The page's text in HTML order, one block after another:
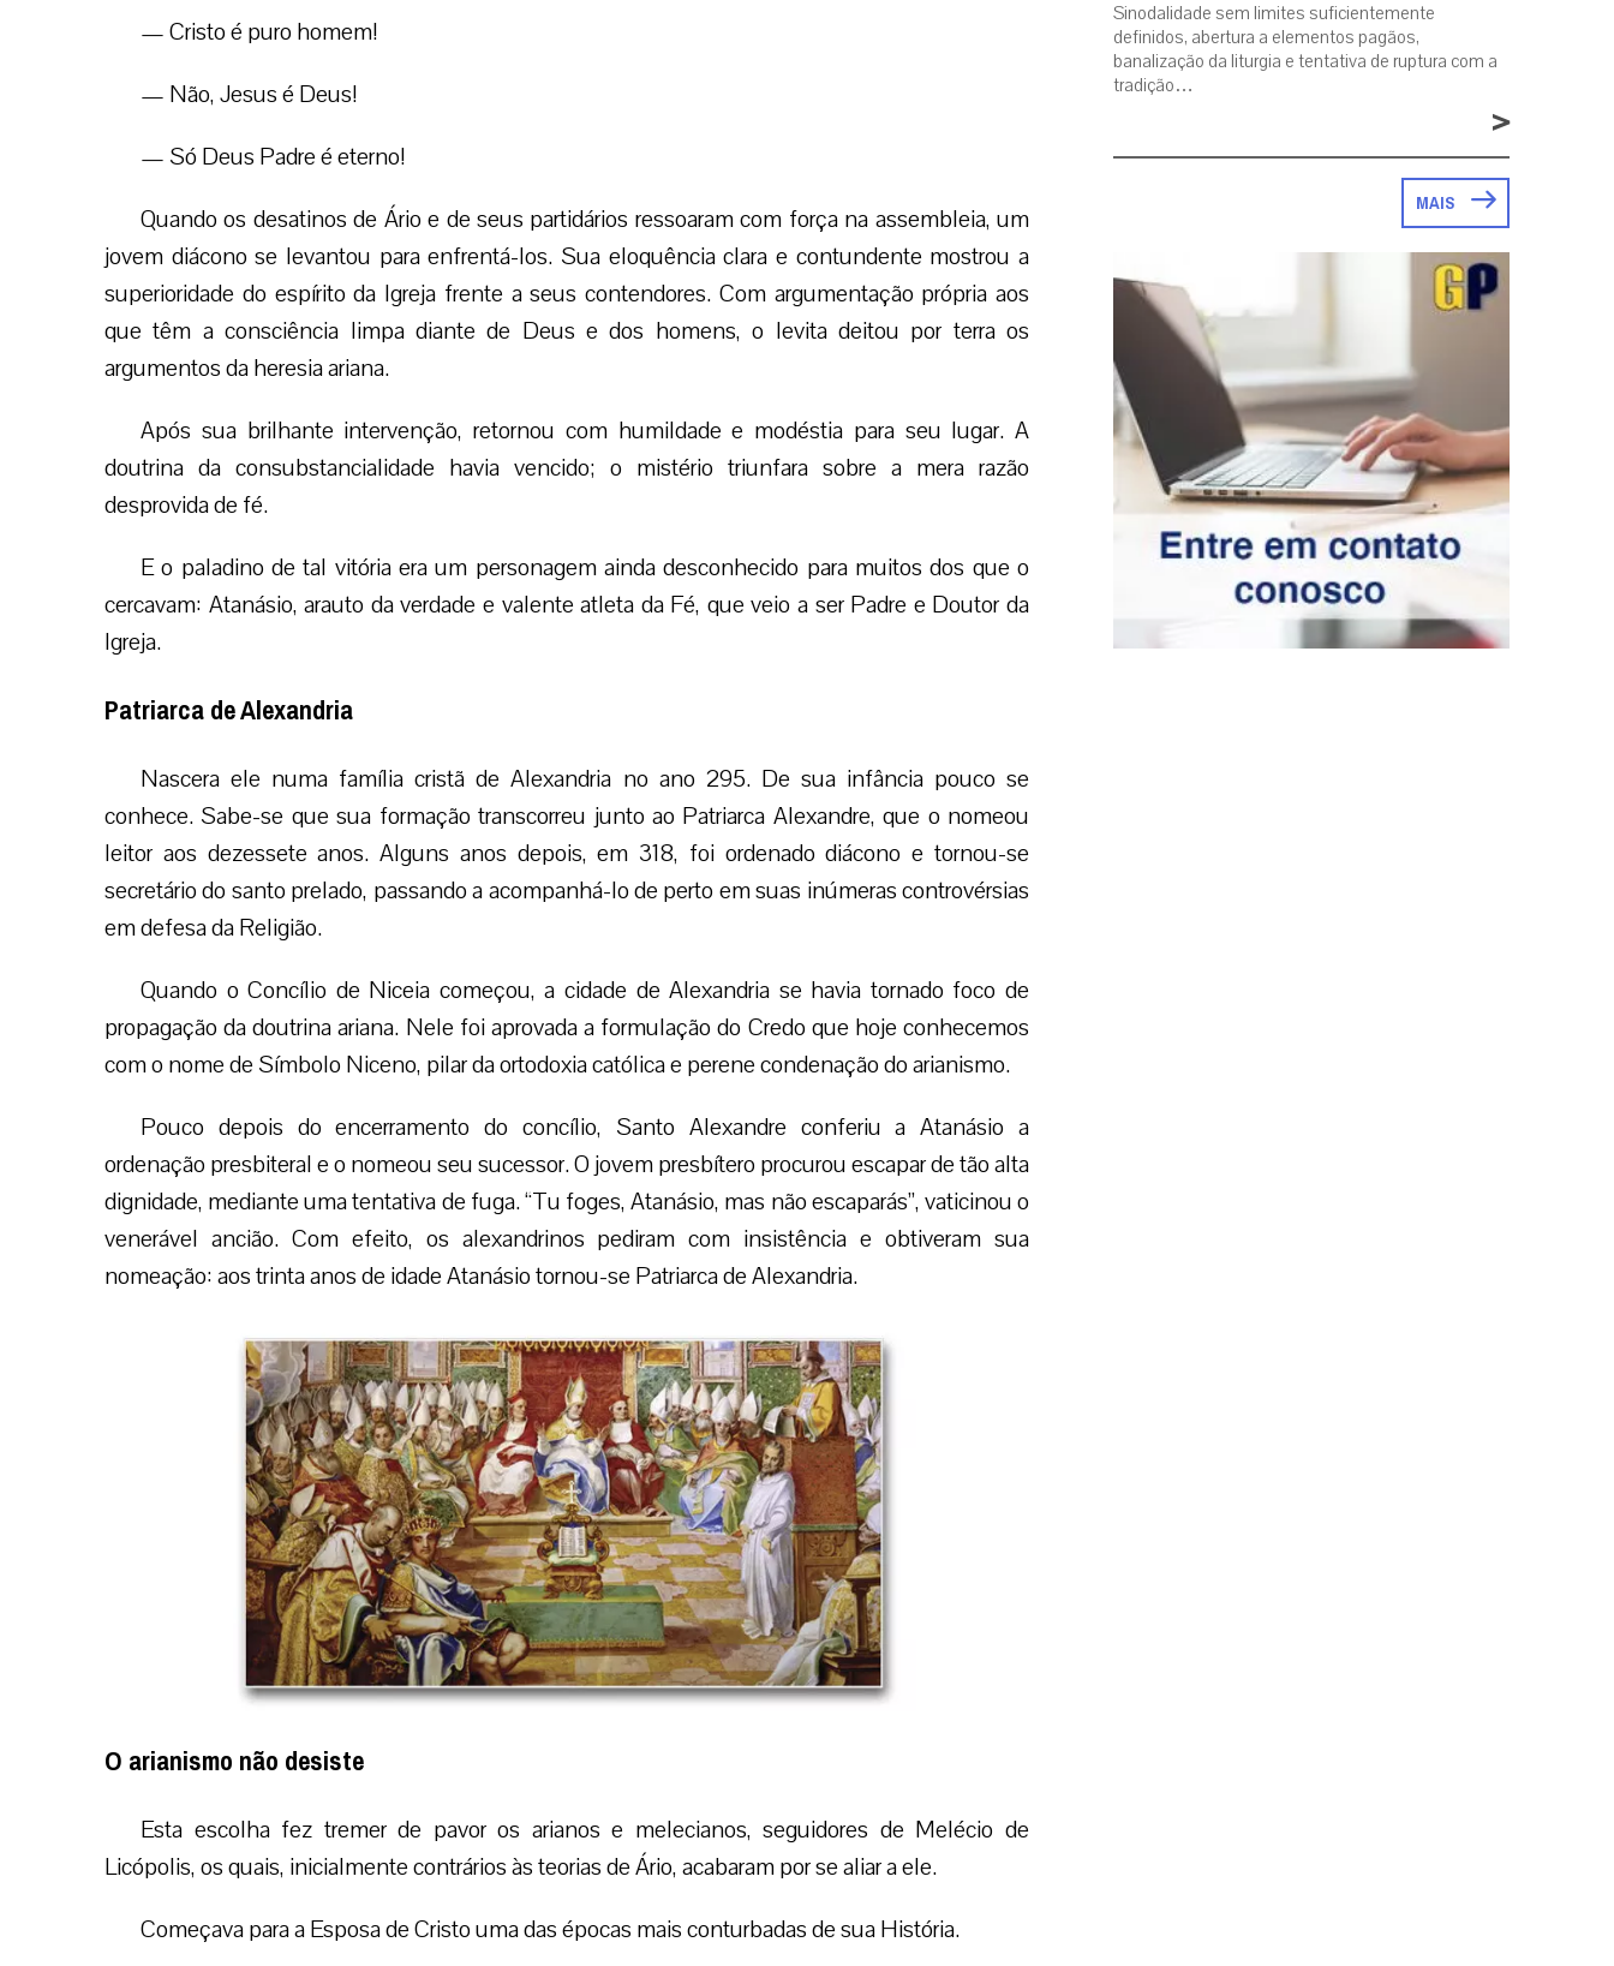
— Cristo é puro homem!
— Não, Jesus é Deus!
— Só Deus Padre é eterno!
Quando os desatinos de Ário e de seus partidários ressoaram com força na assembleia, um
jovem diácono se levantou para enfrentá-los. Sua eloquência clara e contundente mostrou a
superioridade do espírito da Igreja frente a seus contendores. Com argumentação própria aos
que têm a consciência limpa diante de Deus e dos homens, o levita deitou por terra os
argumentos da heresia ariana.
Após sua brilhante intervenção, retornou com humildade e modéstia para seu lugar. A
doutrina da consubstancialidade havia vencido; o mistério triunfara sobre a mera razão
desprovida de fé.
E o paladino de tal vitória era um personagem ainda desconhecido para muitos dos que o
cercavam: Atanásio, arauto da verdade e valente atleta da Fé, que veio a ser Padre e Doutor da
Igreja.
Patriarca de Alexandria
Nascera ele numa família cristã de Alexandria no ano 295. De sua infância pouco se
conhece. Sabe-se que sua formação transcorreu junto ao Patriarca Alexandre, que o nomeou
leitor aos dezessete anos. Alguns anos depois, em 318, foi ordenado diácono e tornou-se
secretário do santo prelado, passando a acompanhá-lo de perto em suas inúmeras controvérsias
em defesa da Religião.
Quando o Concílio de Niceia começou, a cidade de Alexandria se havia tornado foco de
propagação da doutrina ariana. Nele foi aprovada a formulação do Credo que hoje conhecemos
com o nome de Símbolo Niceno, pilar da ortodoxia católica e perene condenação do arianismo.
Pouco depois do encerramento do concílio, Santo Alexandre conferiu a Atanásio a
ordenação presbiteral e o nomeou seu sucessor. O jovem presbítero procurou escapar de tão alta
dignidade, mediante uma tentativa de fuga. “Tu foges, Atanásio, mas não escaparás”, vaticinou o
venerável ancião. Com efeito, os alexandrinos pediram com insistência e obtiveram sua
nomeação: aos trinta anos de idade Atanásio tornou-se Patriarca de Alexandria.
O arianismo não desiste
Esta escolha fez tremer de pavor os arianos e melecianos, seguidores de Melécio de
Licópolis, os quais, inicialmente contrários às teorias de Ário, acabaram por se aliar a ele.
Começava para a Esposa de Cristo uma das épocas mais conturbadas de sua História.
Sinodalidade sem limites suficientemente
definidos, abertura a elementos pagãos,
banalização da liturgia e tentativa de ruptura com a
tradição…
>
MAIS